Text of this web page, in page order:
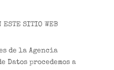
ESTE SITIO WEB
de la Agencia
Datos procedemos a